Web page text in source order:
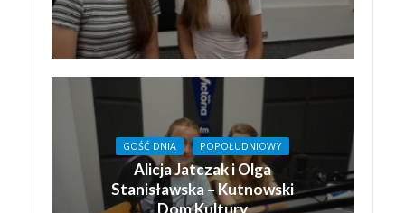
GOŚĆ DNIA POPOŁUDNIOWY
Alicja Jatczak i Olga
Stanisławska – Kutnowski
Dom Kultury